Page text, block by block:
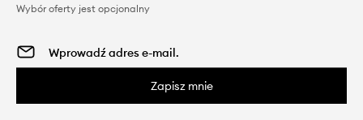
Wybór oferty jest opcjonalny
Zapisz mnie